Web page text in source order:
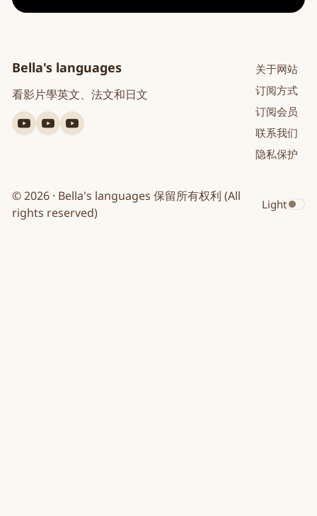
Bella's languages
看影片學英文、法文和日文
YouTube
英
YouTube
法
YouTube
日
关于网站
订阅方式
订阅会员
联系我们
隐私保护
© 2026 · Bella's languages 保留所有权利 (All
rights reserved)
Toggle
Light